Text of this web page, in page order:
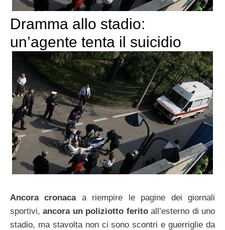
Dramma allo stadio:
un’agente tenta il suicidio
Ancora cronacaa riempire le pagine dei giornali
sportivi,ancora un poliziotto feritoall’esterno di uno
stadio, ma stavolta non ci sono scontri e guerriglie da